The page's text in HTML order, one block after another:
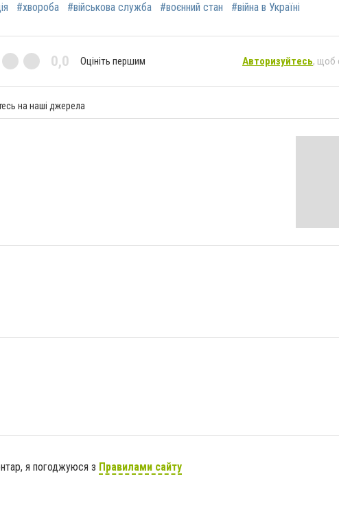
#хвороба #військова служба #воєнний стан #війна в Україні
0,0 Оцініть першим Авторизуйтесь, щоб
на наші джерела
я погоджуюся з Правилами сайту